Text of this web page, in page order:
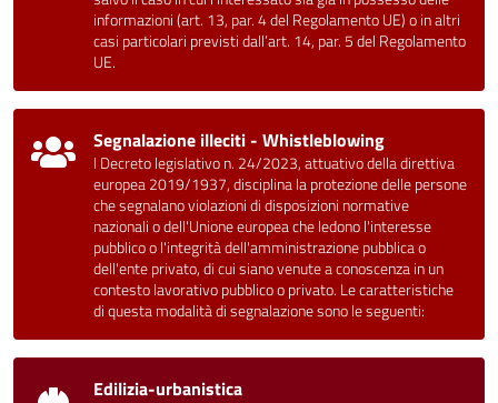
informazioni (art. 13, par. 4 del Regolamento UE) o in altri
casi particolari previsti dall’art. 14, par. 5 del Regolamento
UE.
Segnalazione illeciti - Whistleblowing
l Decreto legislativo n. 24/2023, attuativo della direttiva
europea 2019/1937, disciplina la protezione delle persone
che segnalano violazioni di disposizioni normative
nazionali o dell'Unione europea che ledono l'interesse
pubblico o l'integrità dell'amministrazione pubblica o
dell'ente privato, di cui siano venute a conoscenza in un
contesto lavorativo pubblico o privato. Le caratteristiche
di questa modalità di segnalazione sono le seguenti:
Edilizia-urbanistica